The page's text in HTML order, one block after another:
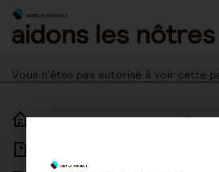
Skip
content
Vous n’êtes pas autorisé à voir cette
ACCUEIL